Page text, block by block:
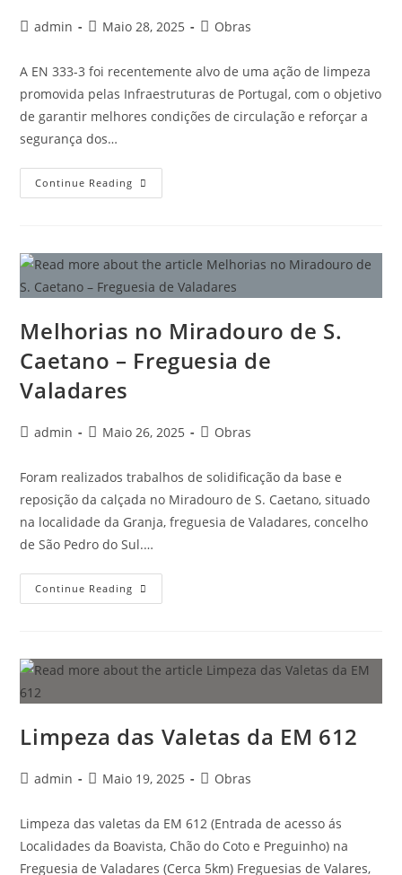
admin Maio 28, 2025 Obras
A EN 333-3 foi recentemente alvo de uma ação de limpeza
promovida pelas Infraestruturas de Portugal, com o objetivo
de garantir melhores condições de circulação e reforçar a
segurança dos…
Continue Reading
Melhorias no Miradouro de S.
Caetano – Freguesia de
Valadares
admin Maio 26, 2025 Obras
Foram realizados trabalhos de solidificação da base e
reposição da calçada no Miradouro de S. Caetano, situado
na localidade da Granja, freguesia de Valadares, concelho
de São Pedro do Sul.…
Continue Reading
Limpeza das Valetas da EM 612
admin Maio 19, 2025 Obras
Limpeza das valetas da EM 612 (Entrada de acesso ás
Localidades da Boavista, Chão do Coto e Preguinho) na
Freguesia de Valadares (Cerca 5km) Freguesias de Valares,